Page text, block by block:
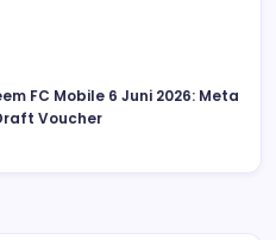
FC Mobile 6 Juni 2026: Meta
Voucher